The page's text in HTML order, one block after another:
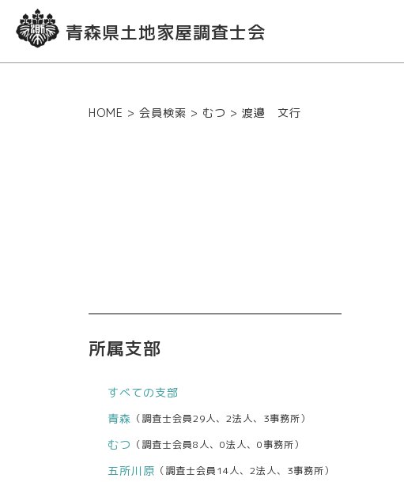
青森県土地家屋調査士会
HOME > 会員検索 > むつ > 渡邉 文行
所属支部
すべての支部
青森 （調査士会員29人、2法人、3事務所）
むつ （調査士会員8人、0法人、0事務所）
五所川原 （調査士会員14人、2法人、3事務所）